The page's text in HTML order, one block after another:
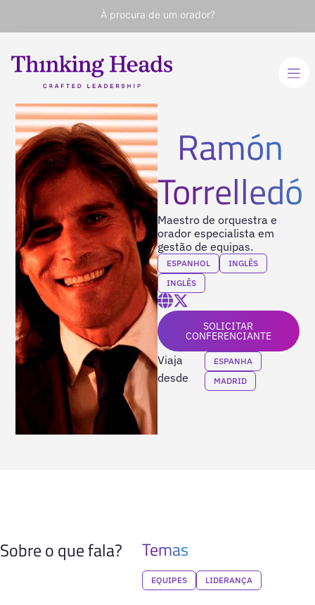
À procura de um orador?
Ramón
Torrelledó
Maestro de orquestra e
orador especialista em
gestão de equipas.
ESPANHOL
INGLÊS
INGLÊS
SOLICITAR
CONFERENCIANTE
Viaja
desde
ESPANHA
MADRID
Sobre o que fala? Temas
EQUIPES LIDERANÇA